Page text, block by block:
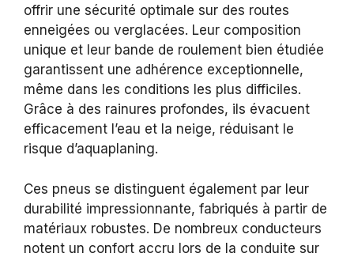
offrir une sécurité optimale sur des routes
enneigées ou verglacées. Leur composition
unique et leur bande de roulement bien étudiée
garantissent une adhérence exceptionnelle,
même dans les conditions les plus difficiles.
Grâce à des rainures profondes, ils évacuent
efficacement l’eau et la neige, réduisant le
risque d’aquaplaning.
Ces pneus se distinguent également par leur
durabilité impressionnante, fabriqués à partir de
matériaux robustes. De nombreux conducteurs
notent un confort accru lors de la conduite sur